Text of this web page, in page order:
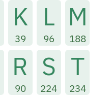
K
39
L
96
M
188
R
90
S
224
T
234